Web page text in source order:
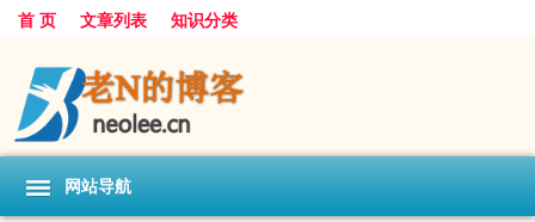
首 页 文章列表 知识分类
网站导航